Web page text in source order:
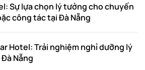
Sự lựa chọn lý tưởng cho chuyến
công tác tại Đà Nẵng
Hotel: Trải nghiệm nghỉ dưỡng lý
Nẵng